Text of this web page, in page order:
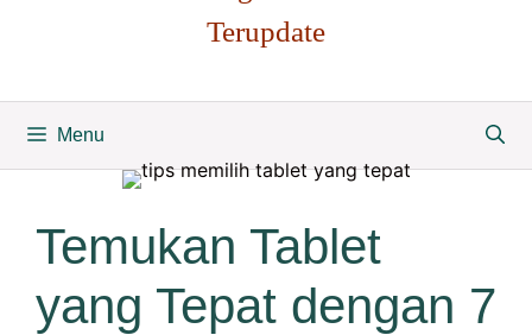
Terupdate
Menu
Temukan Tablet
yang Tepat dengan 7